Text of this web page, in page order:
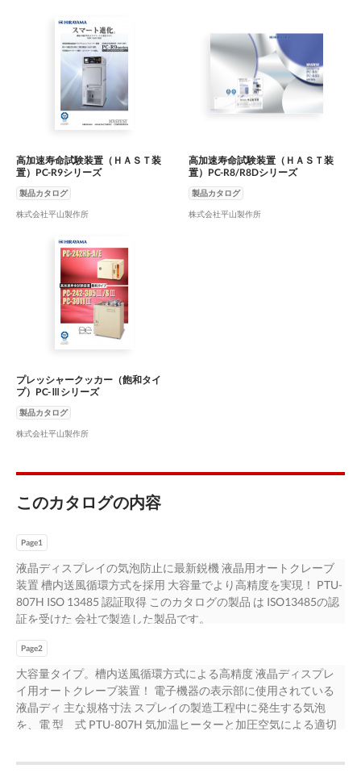
高加速寿命試験装置（ＨＡＳＴ装
置）PC-R9シリーズ
製品カタログ
株式会社平山製作所
高加速寿命試験装置（ＨＡＳＴ装
置）PC-R8/R8Dシリーズ
製品カタログ
株式会社平山製作所
プレッシャークッカー（飽和タイ
プ）PC-Ⅲシリーズ
製品カタログ
株式会社平山製作所
このカタログの内容
Page1
液晶ディスプレイの気泡防止に最新鋭機 液晶用オートクレーブ
装置 槽内送風循環方式を採用 大容量でより高精度を実現！ PTU-
807H ISO 13485 認証取得 このカタログの製品 は ISO13485の認
証を受けた 会社で製造した製品です。
Page2
大容量タイプ。槽内送風循環方式による高精度 液晶ディスプレ
イ用オートクレーブ装置！ 電子機器の表示部に使用されている
液晶ディ 主な規格寸法 スプレイの製造工程中に発生する気泡
を、電 型 式 PTU-807H 気加温ヒーターと加圧空気による適切